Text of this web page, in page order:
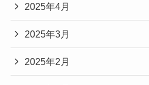
2025年4月
2025年3月
2025年2月